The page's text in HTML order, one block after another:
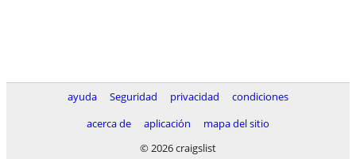
ayuda Seguridad privacidad
condiciones
acerca de
aplicación
mapa del sitio
© 2026 craigslist